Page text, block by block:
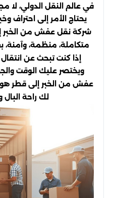
في عالم النقل الدولي، لا
يحتاج الأمر إلى احتراف
شركة نقل عفش من الخبر
متكاملة، منظمة، وآمنة،
إذا كنت تبحث عن
ويختصر عليك الوقت
عفش من الخبر إلى قطر هو
لك راحة البال